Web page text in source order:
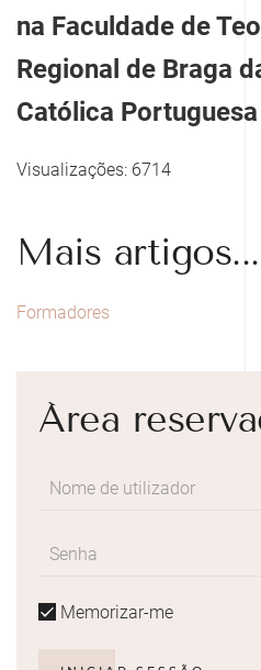
na Faculdade de
Regional de Braga
Católica
Visualizações: 6714
Mais artigos...
Formadores
Área
Memorizar-me